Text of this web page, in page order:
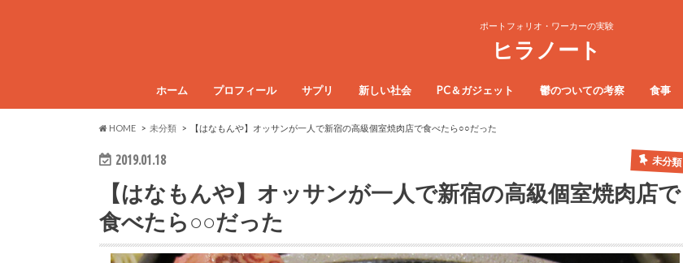
ポートフォリオ・ワーカーの実験
ヒラノート
ホーム プロフィール サプリ 新しい社会 PC＆ガジェット 鬱のついての考察 食事
HOME 未分類 【はなもんや】オッサンが一人で新宿の高級個室焼肉店で食べたら○○だった
2019.01.18 未分類
【はなもんや】オッサンが一人で新宿の高級個室焼肉店で
食べたら○○だった